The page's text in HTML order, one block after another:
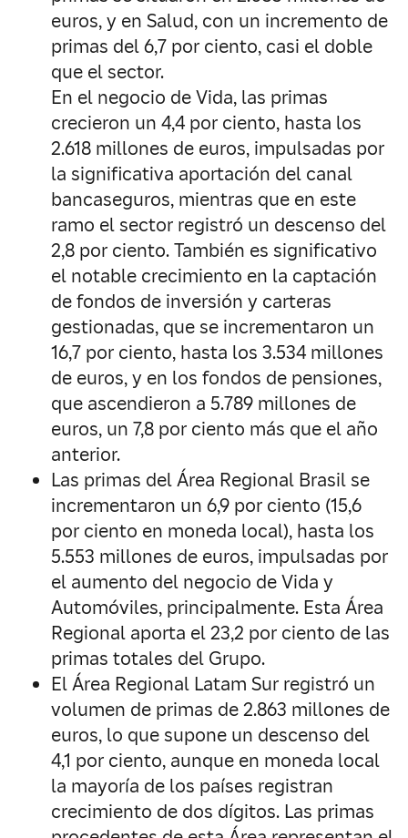
euros, y en Salud, con un incremento de
primas del 6,7 por ciento, casi el doble
que el sector.
En el negocio de Vida, las primas
crecieron un 4,4 por ciento, hasta los
2.618 millones de euros, impulsadas por
la significativa aportación del canal
bancaseguros, mientras que en este
ramo el sector registró un descenso del
2,8 por ciento. También es significativo
el notable crecimiento en la captación
de fondos de inversión y carteras
gestionadas, que se incrementaron un
16,7 por ciento, hasta los 3.534 millones
de euros, y en los fondos de pensiones,
que ascendieron a 5.789 millones de
euros, un 7,8 por ciento más que el año
anterior.
Las primas del Área Regional Brasil se
incrementaron un 6,9 por ciento (15,6
por ciento en moneda local), hasta los
5.553 millones de euros, impulsadas por
el aumento del negocio de Vida y
Automóviles, principalmente. Esta Área
Regional aporta el 23,2 por ciento de las
primas totales del Grupo.
El Área Regional Latam Sur registró un
volumen de primas de 2.863 millones de
euros, lo que supone un descenso del
4,1 por ciento, aunque en moneda local
la mayoría de los países registran
crecimiento de dos dígitos. Las primas